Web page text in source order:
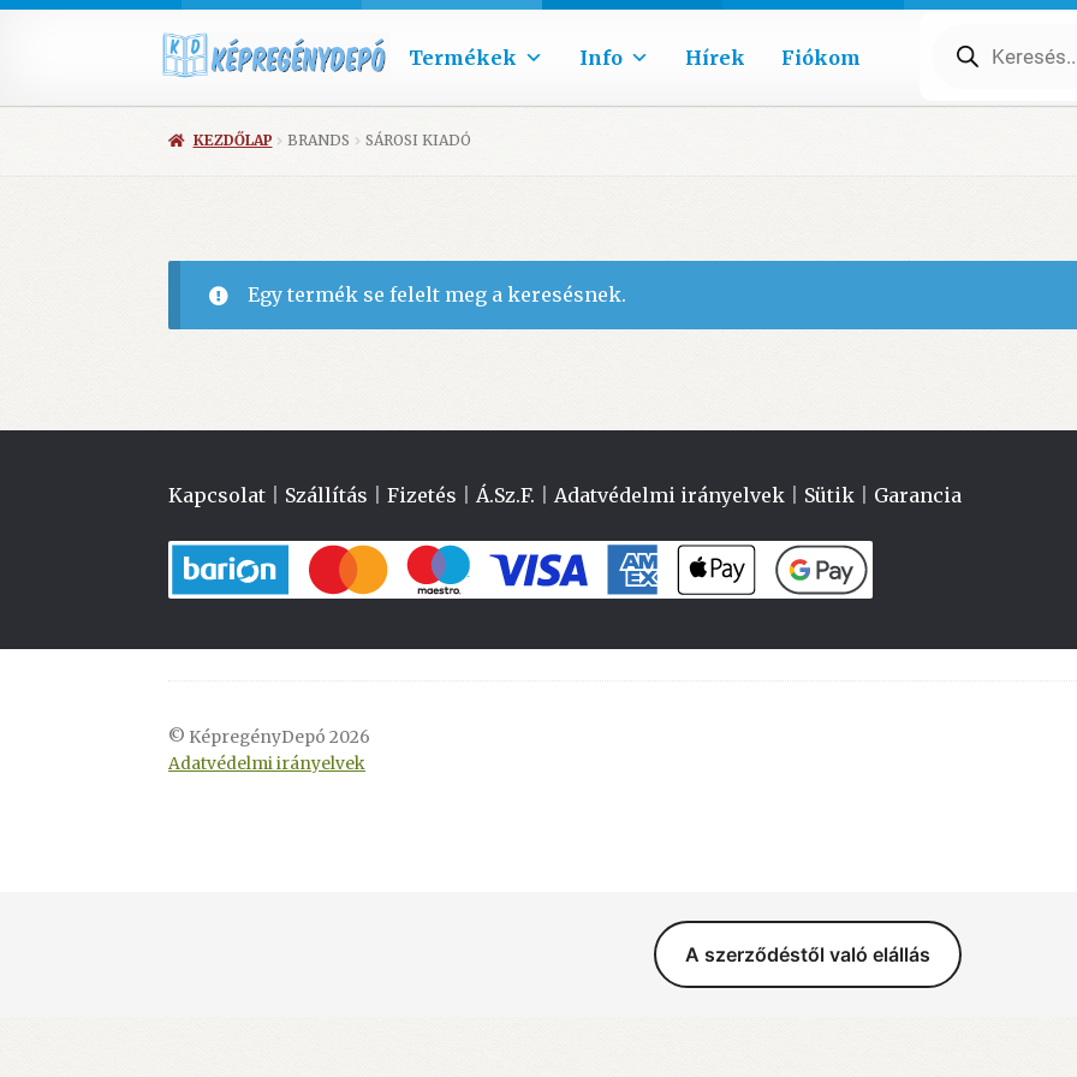
Termékek Info Hírek Fiókom search
KEZDŐLAP BRANDS SÁROSI KIADÓ
Egy termék se felelt meg a keresésnek.
Kapcsolat Szállítás |Fizetés Á.Sz.F. Adatvédelmi irányelvek Sütik Garancia
© KépregényDepó 2026
Adatvédelmi irányelvek